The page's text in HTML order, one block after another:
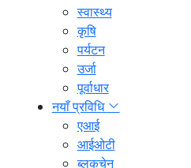
स्वास्थ्य
कृषि
पर्यटन
उर्जा
पूर्वाधार
नयाँ प्रविधि
एआई
आईओटी
ब्लकचेन